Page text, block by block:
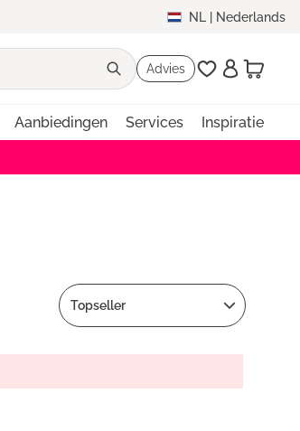
NL | Nederlands
Advies
Aanbiedingen Services Inspiratie
Topseller